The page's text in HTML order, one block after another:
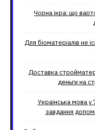
Чорна ікра: що
Для біоматеріалів не
Доставка
деньги на
Українська мова у
завдання